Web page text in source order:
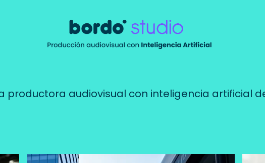
productora audiovisual con inteligencia artificial